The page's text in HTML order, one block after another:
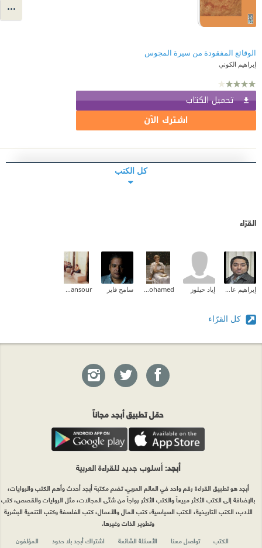
الوقائع المفقودة من سيرة المجوس
إبراهيم الكوني
تحميل الكتاب
اشترك الآن
كل الكتب
القرّاء
إبراهيم عادل إياد حيلوز Aliaa Mohamed سامح فايز zahra mansour
كل القرّاء
حمّل تطبيق أبجد مجاناً
أبجد: أسلوب جديد للقراءة العربية
أبجد هو تطبيق القراءة رقم واحد في العالم العربي. تضم مكتبة أبجد أحدث وأهم الكتب والروايات،
بالإضافة إلى الكتب الأكثر مبيعاً والكتب الأكثر رواجاً من شتّى المجالات، مثل الروايات والقصص، كتب
الأدب، الكتب التاريخية، الكتب السياسية، كتب المال والأعمال، كتب الفلسفة وكتب التنمية البشرية
وتطوير الذات وغيرها.
الكتب
تواصل معنا الأسئلة الشائعة اشتراك أبجد بلا حدود المؤلفون